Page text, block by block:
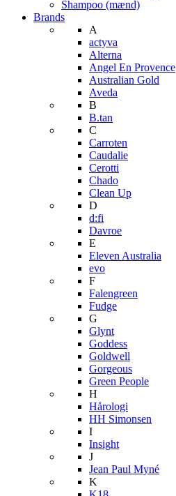
Shampoo (mænd)
Brands
A
actyva
Alterna
Angel En Provence
Australian Gold
Aveda
B
B.tan
C
Carroten
Caudalie
Cerotti
Chado
Clean Up
D
d:fi
Davroe
E
Eleven Australia
evo
F
Falengreen
Fudge
G
Glynt
Goddess
Goldwell
Gorgeous
Green People
H
Hårologi
HH Simonsen
I
Insight
J
Jean Paul Myné
K